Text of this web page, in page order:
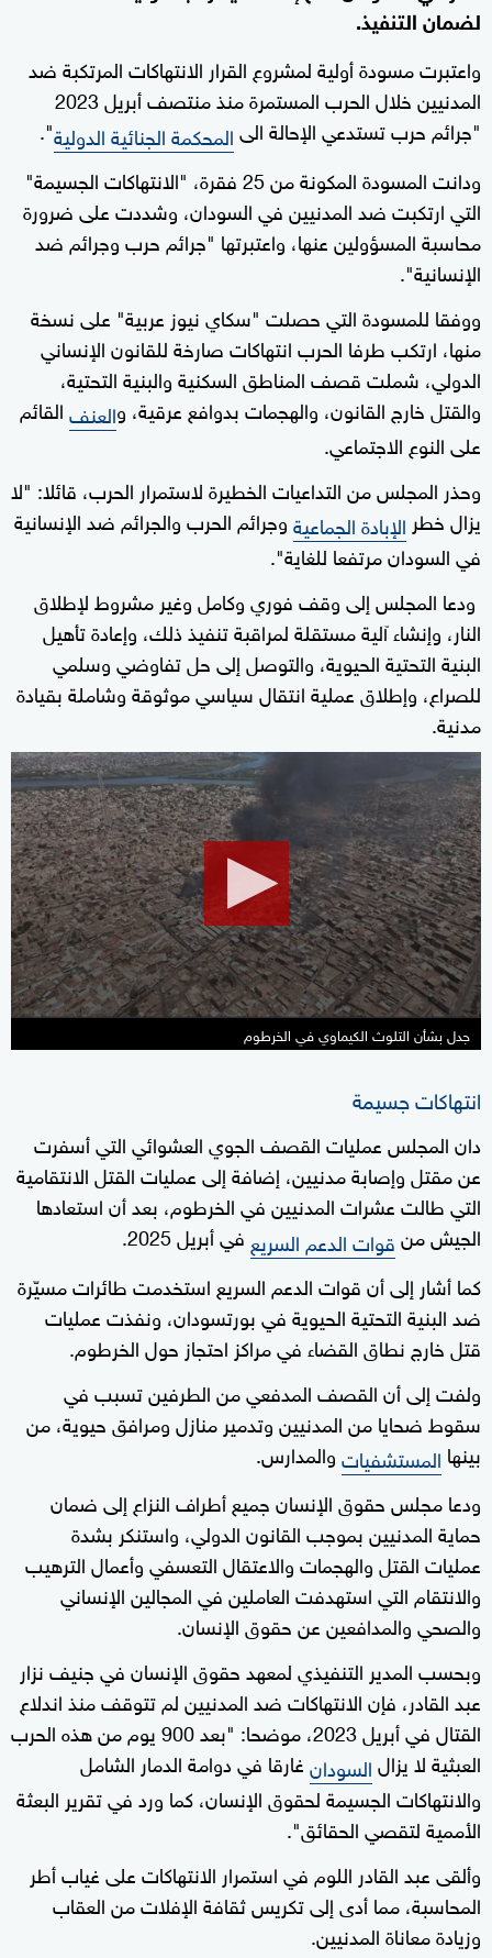
لضمان التنفيذ.
واعتبرت مسودة أولية لمشروع القرار الانتهاكات المرتكبة ضد
المدنيين خلال الحرب المستمرة منذ منتصف أبريل 2023
"جرائم حرب تستدعي الإحالة الىالمحكمة الجنائية الدولية".
ودانت المسودة المكونة من 25 فقرة، "الانتهاكات الجسيمة"
التي ارتكبت ضد المدنيين في السودان، وشددت على ضرورة
محاسبة المسؤولين عنها، واعتبرتها "جرائم حرب وجرائم ضد
الإنسانية".
ووفقا للمسودة التي حصلت "سكاي نيوز عربية" على نسخة
منها، ارتكب طرفا الحرب انتهاكات صارخة للقانون الإنساني
الدولي، شملت قصف المناطق السكنية والبنية التحتية،
والقتل خارج القانون، والهجمات بدوافع عرقية، والعنفالقائم
على النوع الاجتماعي.
وحذر المجلس من التداعيات الخطيرة لاستمرار الحرب، قائلا: "لا
يزال خطر الإبادة الجماعيةوجرائم الحرب والجرائم ضد الإنسانية
في السودان مرتفعا للغاية".
ودعا المجلس إلى وقف فوري وكامل وغير مشروط لإطلاق
النار، وإنشاء آلية مستقلة لمراقبة تنفيذ ذلك، وإعادة تأهيل
البنية التحتية الحيوية، والتوصل إلى حل تفاوضي وسلمي
للصراع، وإطلاق عملية انتقال سياسي موثوقة وشاملة بقيادة
مدنية.
0
seconds
of
1
minute,
20
seconds
جدل بشأن التلوث الكيماوي في الخرطوم
انتهاكات جسيمة
دان المجلس عمليات القصف الجوي العشوائي التي أسفرت
عن مقتل وإصابة مدنيين، إضافة إلى عمليات القتل الانتقامية
التي طالت عشرات المدنيين في الخرطوم، بعد أن استعادها
الجيش منقوات الدعم السريع في أبريل 2025.
كما أشار إلى أن قوات الدعم السريع استخدمت طائرات مسيّرة
ضد البنية التحتية الحيوية في بورتسودان، ونفذت عمليات
قتل خارج نطاق القضاء في مراكز احتجاز حول الخرطوم.
ولفت إلى أن القصف المدفعي من الطرفين تسبب في
سقوط ضحايا من المدنيين وتدمير منازل ومرافق حيوية، من
بينها المستشفياتوالمدارس.
ودعا مجلس حقوق الإنسان جميع أطراف النزاع إلى ضمان
حماية المدنيين بموجب القانون الدولي، واستنكر بشدة
عمليات القتل والهجمات والاعتقال التعسفي وأعمال الترهيب
والانتقام التي استهدفت العاملين في المجالين الإنساني
والصحي والمدافعين عن حقوق الإنسان.
وبحسب المدير التنفيذي لمعهد حقوق الإنسان في جنيف نزار
عبد القادر، فإن الانتهاكات ضد المدنيين لم تتوقف منذ اندلاع
القتال في أبريل 2023، موضحا: "بعد 900 يوم من هذه الحرب
العبثية لا يزالالسودانغارقا في دوامة الدمار الشامل
والانتهاكات الجسيمة لحقوق الإنسان، كما ورد في تقرير البعثة
الأممية لتقصي الحقائق".
وألقى عبد القادر اللوم في استمرار الانتهاكات على غياب أطر
المحاسبة، مما أدى إلى تكريس ثقافة الإفلات من العقاب
وزيادة معاناة المدنيين.